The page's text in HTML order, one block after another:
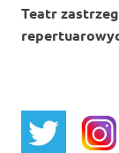
Teatr